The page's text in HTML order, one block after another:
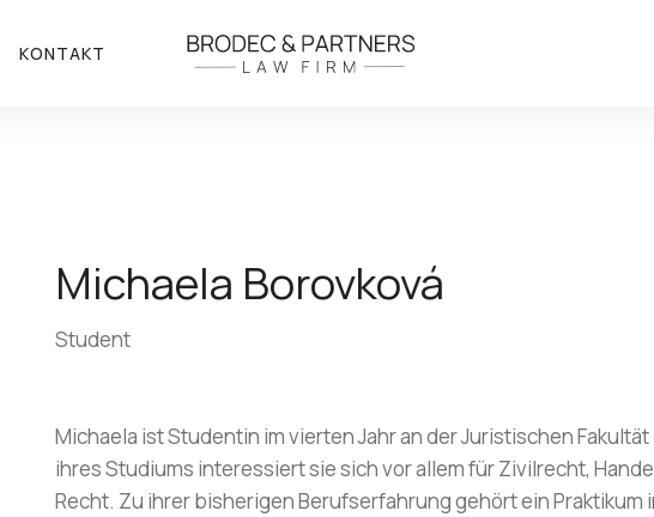
KONTAKT
Michaela Borovková
Student
Michaela ist Studentin im vierten Jahr an der Juristischen
ihres Studiums interessiert sie sich vor allem für Zivilrecht,
Recht. Zu ihrer bisherigen Berufserfahrung gehört ein Praktikum